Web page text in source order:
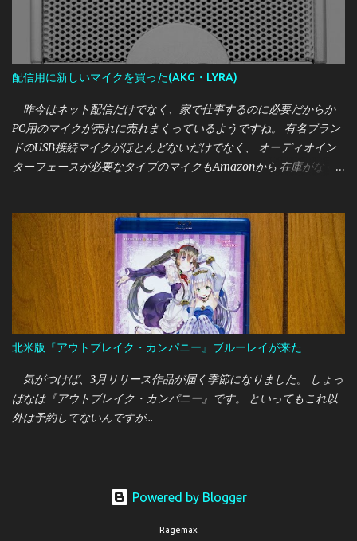
のは、Intel OPTANE SSD DC P5800X の400GBモデルです。 いか
にもバルクなパッケージで到着 [目次] 購入価格・購入元 Intel
OPTANE SSD DC P5800Xとは 外観 実性能について・参考レビュー
誰におすすめか
配信用に新しいマイクを買った(AKG・LYRA)
昨今はネット配信だけでなく、家で仕事するのに必要だからか
PC用のマイクが売れに売れまくっているようですね。 有名ブラン
ドのUSB接続マイクがほとんどないだけでなく、 オーディオイン
ターフェースが必要なタイプのマイクもAmazonから 在庫がなく
クに変更したいと思っていたところ 今回はオーストリア・AKGの
新しいUSB接続マイクである "LYRA"を買うことができたので、こ
こで紹介しておきたいと思います。
北米版『アウトブレイク・カンパニー』ブルーレイが来た
気がつけば、3月リリース作品が届く季節になりました。 しょっ
ぱなは『アウトブレイク・カンパニー』です。 といってもこれ以
外は予約してないんですが…
Powered by Blogger
Ragemax